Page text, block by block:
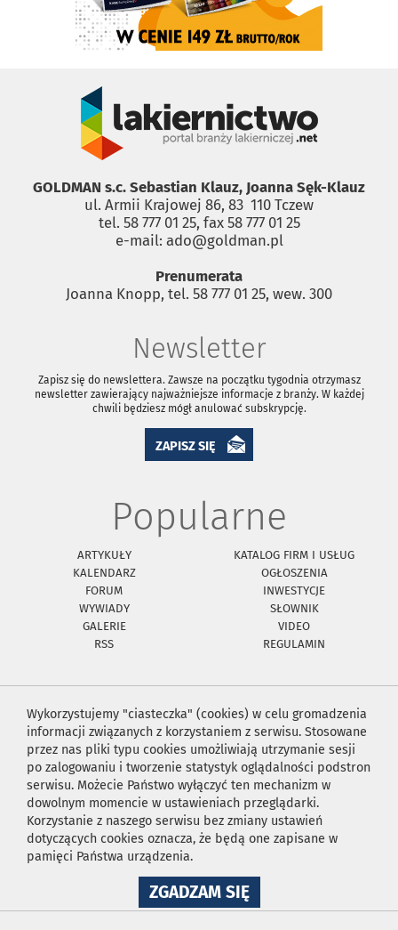
GOLDMAN s.c. Sebastian Klauz, Joanna Sęk-Klauz
ul. Armii Krajowej 86, 83 ­ 110 Tczew
tel. 58 777 01 25, fax 58 777 01 25
e-mail: ado@goldman.pl
Prenumerata
Joanna Knopp, tel. 58 777 01 25, wew. 300
Newsletter
Zapisz się do newslettera. Zawsze na początku tygodnia otrzymasz
newsletter zawierający najważniejsze informacje z branży. W każdej
chwili będziesz mógł anulować subskrypcję.
ZAPISZ SIĘ
Popularne
ARTYKUŁY
KATALOG FIRM I USŁUG
KALENDARZ
OGŁOSZENIA
FORUM
INWESTYCJE
WYWIADY
SŁOWNIK
GALERIE
VIDEO
RSS
REGULAMIN
Wykorzystujemy "ciasteczka" (cookies) w celu gromadzenia
informacji związanych z korzystaniem z serwisu. Stosowane
przez nas pliki typu cookies umożliwiają utrzymanie sesji
po zalogowaniu i tworzenie statystyk oglądalności podstron
serwisu. Możecie Państwo wyłączyć ten mechanizm w
dowolnym momencie w ustawieniach przeglądarki.
Korzystanie z naszego serwisu bez zmiany ustawień
dotyczących cookies oznacza, że będą one zapisane w
pamięci Państwa urządzenia.
ZGADZAM SIĘNA
WYKORZYSTANIE